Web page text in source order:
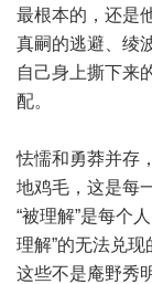
最根本的，还是
真嗣的逃避、绫
自己身上撕下来
配。
怯懦和勇莽并存
地鸡毛，这是每
“被理解”是每个
理解”的无法兑现
这些不是庵野秀